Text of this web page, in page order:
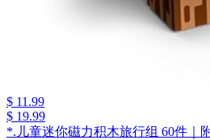
$ 11.99
$ 19.99
*.儿童迷你磁力积木旅行组 60件｜